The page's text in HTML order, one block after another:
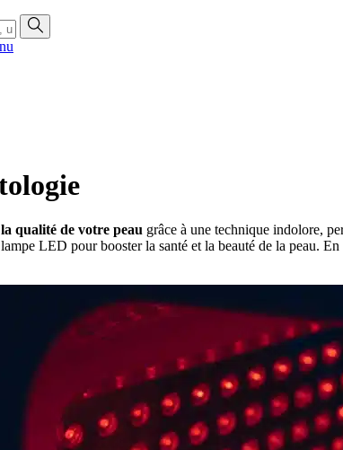
qualité de votre peau grâce à une technique indolore,
LED pour booster la santé et la beauté de la peau.